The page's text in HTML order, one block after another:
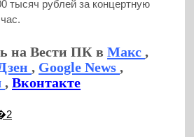
тысяч рублей за концертную
на Вести ПК вМакс,
, Google News,
,Вконтакте